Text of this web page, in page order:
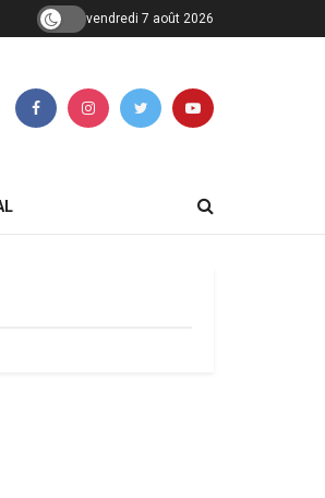
vendredi 7 août 2026